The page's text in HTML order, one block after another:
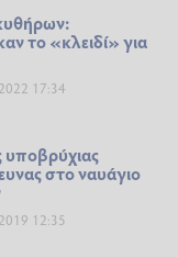
το «κλειδί» για
17:34
υποβρύχιας
στο ναυάγιο
12:35